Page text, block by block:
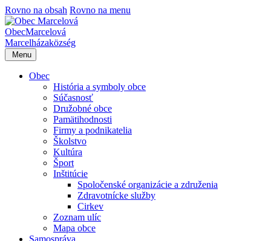
Rovno na obsah Rovno na menu
ObecMarcelová
Marcelházaközség
Menu
Obec
História a symboly obce
Súčasnosť
Družobné obce
Pamätihodnosti
Firmy a podnikatelia
Školstvo
Kultúra
Šport
Inštitúcie
Spoločenské organizácie a združenia
Zdravotnícke služby
Cirkev
Zoznam ulíc
Mapa obce
Samospráva